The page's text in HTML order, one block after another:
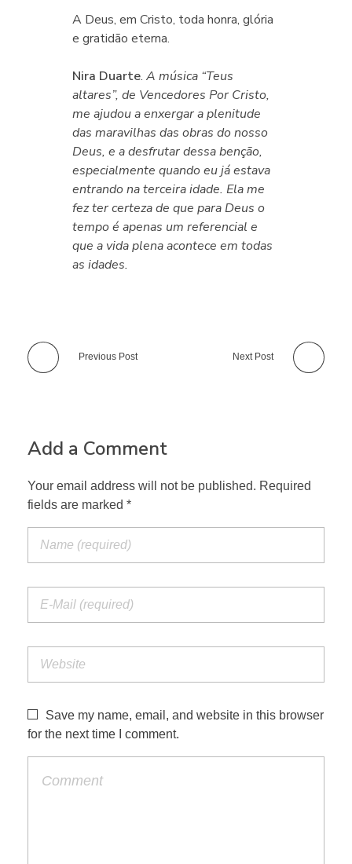
A Deus, em Cristo, toda honra, glória
e gratidão eterna.
Nira Duarte. A música “Teus
altares”, de Vencedores Por Cristo,
me ajudou a enxergar a plenitude
das maravilhas das obras do nosso
Deus, e a desfrutar dessa benção,
especialmente quando eu já estava
entrando na terceira idade. Ela me
fez ter certeza de que para Deus o
tempo é apenas um referencial e
que a vida plena acontece em todas
as idades.
Previous Post Next Post
Add a Comment
Your email address will not be published. Required
fields are marked *
Save my name, email, and website in this browser
for the next time I comment.